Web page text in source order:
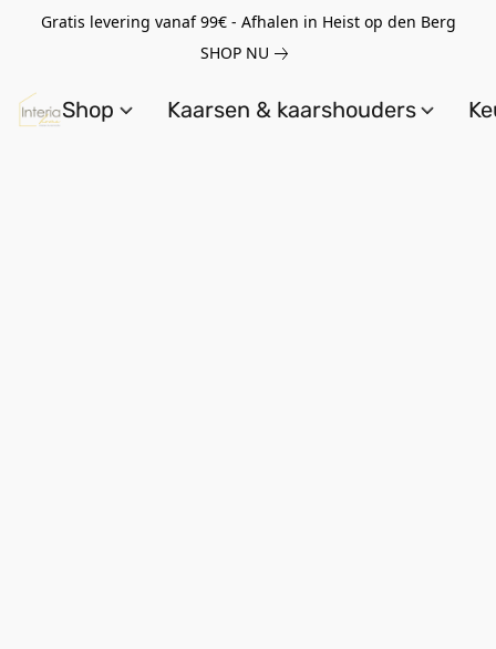
Gratis levering vanaf 99€ - Afhalen in Heist op den Berg
SHOP NU
Shop Kaarsen & kaarshouders